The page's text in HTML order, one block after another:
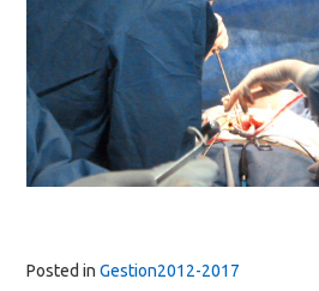
Posted in Gestion2012-2017